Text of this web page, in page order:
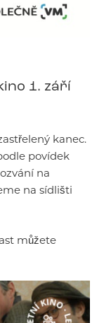
1. září
kanec.
povídek
na
na sídlišti
můžete